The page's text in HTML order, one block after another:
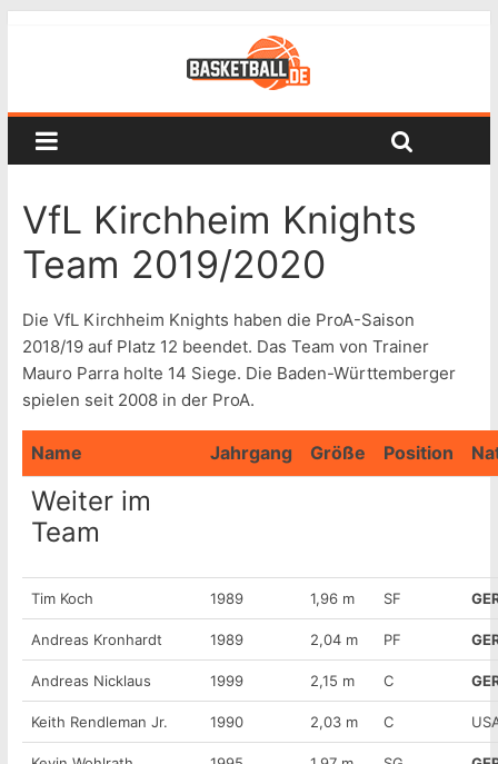
VfL Kirchheim Knights
Team 2019/2020
Die VfL Kirchheim Knights haben die ProA-Saison
2018/19 auf Platz 12 beendet. Das Team von Trainer
Mauro Parra holte 14 Siege. Die Baden-Württemberger
spielen seit 2008 in der ProA.
Name Jahrgang Größe Position
Weiter im
Team
Tim Koch 1989 1,96 m SF
Andreas Kronhardt 1989 2,04 m PF
Andreas Nicklaus 1999 2,15 m C
Keith Rendleman Jr. 1990 2,03 m C